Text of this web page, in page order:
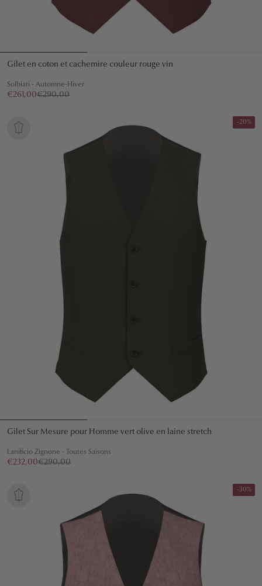
Gilet en coton et cachemire couleur rouge vin
Solbiati - Automne-Hiver
€261,00€290,00
-20%
Gilet Sur Mesure pour Homme vert olive en laine stretch
Lanificio Zignone - Toutes Saisons
€232,00€290,00
-30%